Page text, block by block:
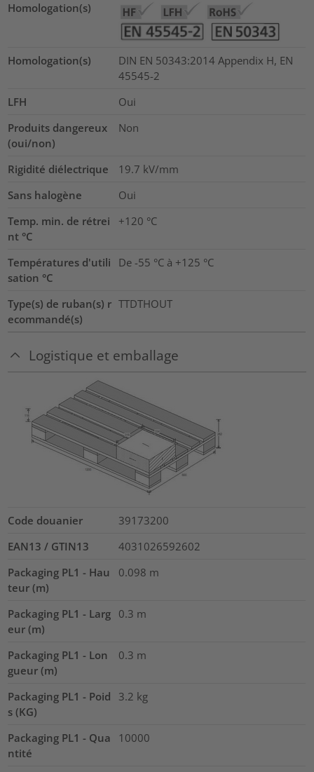
Homologation(s)
Homologation(s)
DIN EN 50343:2014 Appendix H, EN
45545-2
LFH
Oui
Produits dangereux
(oui/non)
Non
Rigidité diélectrique 19.7 kV/mm
Sans halogène
Oui
Temp. min. de rétrei
nt °C
+120 °C
Températures d'utili
sation °C
De -55 °C à +125 °C
Type(s) de ruban(s) r
ecommandé(s)
TTDTHOUT
Logistique et emballage
Code douanier
39173200
EAN13 / GTIN13
4031026592602
Packaging PL1 - Hau
teur (m)
0.098 m
Packaging PL1 - Larg
eur (m)
0.3 m
Packaging PL1 - Lon
gueur (m)
0.3 m
Packaging PL1 - Poid
s (KG)
3.2 kg
Packaging PL1 - Qua
ntité
10000